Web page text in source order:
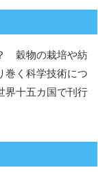
穀物の栽培や紡
巻く科学技術につ
界十五カ国で刊行